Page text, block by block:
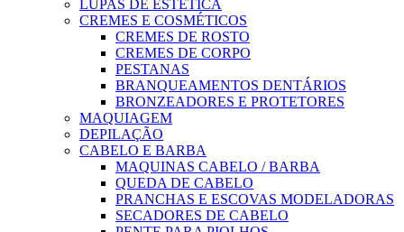
LUPAS DE ESTÉTICA
CREMES E COSMÉTICOS
CREMES DE ROSTO
CREMES DE CORPO
PESTANAS
BRANQUEAMENTOS DENTÁRIOS
BRONZEADORES E PROTETORES
MAQUIAGEM
DEPILAÇÃO
CABELO E BARBA
MAQUINAS CABELO / BARBA
QUEDA DE CABELO
PRANCHAS E ESCOVAS MODELADORAS
SECADORES DE CABELO